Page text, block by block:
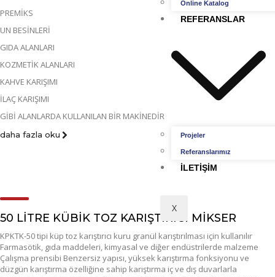
Online Katalog
REFERANSLAR
Projeler
Referanslarımız
İLETIŞIM
X
PREMİKS
UN BESİNLERİ
GIDA ALANLARI
KOZMETİK ALANLARI
KAHVE KARIŞIMI
İLAÇ KARIŞIMI
GİBİ ALANLARDA KULLANILAN BİR MAKİNEDİR
daha fazla oku
50 LİTRE KÜBİK TOZ KARIŞTIRICI MİKSER
KPKTK-50 tipi küp toz karıştırıcı kuru granül karıştırılması için kullanılır
Farmasötik, gıda maddeleri, kimyasal ve diğer endüstrilerde malzeme
Çalışma prensibi Benzersiz yapısı, yüksek karıştırma fonksiyonu ve
düzgün karıştırma özelliğine sahip karıştırma iç ve dış duvarlarla